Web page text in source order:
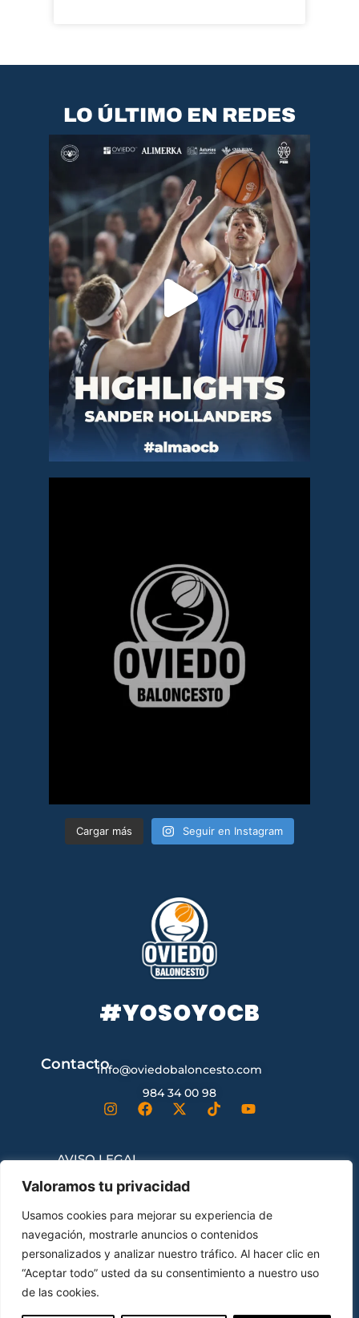
Valoramos tu privacidad
Usamos cookies para mejorar su experiencia de
navegación, mostrarle anuncios o contenidos
personalizados y analizar nuestro tráfico. Al hacer clic en
“Aceptar todo” usted da su consentimiento a nuestro uso
de las cookies.
LO ÚLTIMO EN REDES
Cargar más Seguir en Instagram
#YOSOYOCB
Contactoinfo@oviedobaloncesto.com
984 34 00 98
AVISO LEGAL
CONTRATACIÓN
ENVÍOS Y DEVOLUCIONES